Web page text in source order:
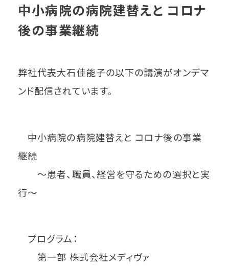
中小病院の病院建替えと コロナ
後の事業継続
弊社代表大石佳能子の以下の講演がオンデマ
ンド配信されています。
中小病院の病院建替えと コロナ後の事業
継続
～患者、職員、経営を守るための選択と実
行～
プログラム：
第一部 株式会社メディヴァ